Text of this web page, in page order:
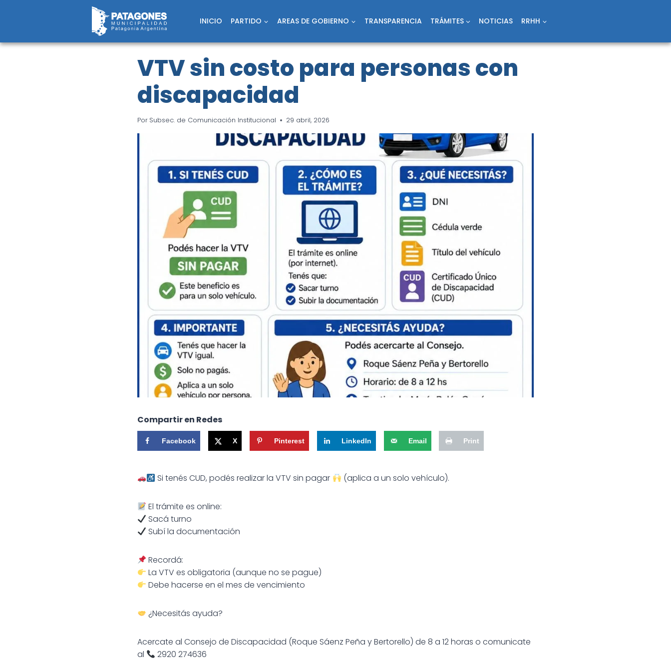
INICIO PARTIDO AREAS DE GOBIERNO TRANSPARENCIA TRÁMITES NOTICIAS RRHH
VTV sin costo para personas con
discapacidad
Por Subsec. de Comunicación Institucional 29 abril, 2026
Compartir en Redes
Facebook X Pinterest LinkedIn Email Print
Si tenés CUD, podés realizar la VTV sin pagar (aplica a un solo vehículo).
El trámite es online:
Sacá turno
Subí la documentación
Recordá:
La VTV es obligatoria (aunque no se pague)
Debe hacerse en el mes de vencimiento
¿Necesitás ayuda?
Acercate al Consejo de Discapacidad (Roque Sáenz Peña y Bertorello) de 8 a 12 horas o comunicate
al
2920 274636